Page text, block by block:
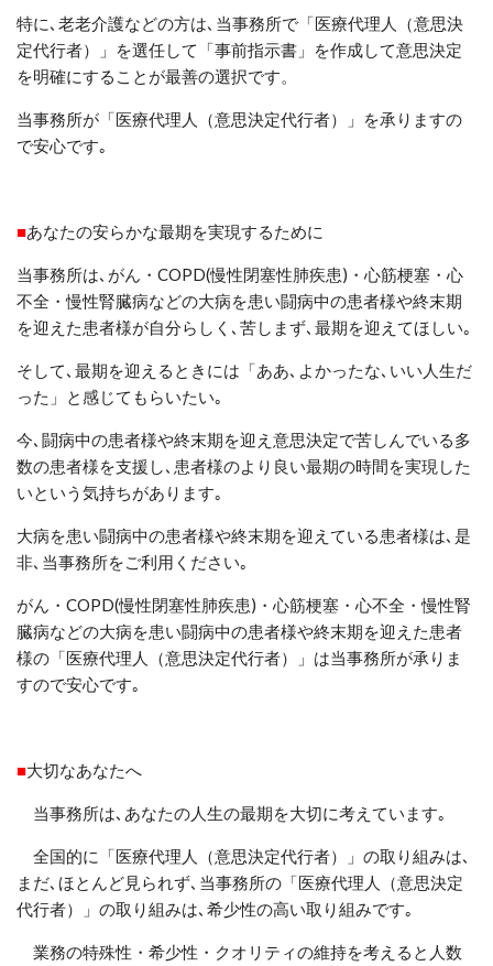
特に､老老介護などの方は､当事務所で「医療代理人（意思決
定代行者）」を選任して「事前指示書」を作成して意思決定
を明確にすることが最善の選択です。
当事務所が「医療代理人（意思決定代行者）」
を承りますの
で安心です｡
■あなたの安らかな最期を実現するために
当事務所は､ がん・ COPD(慢性閉塞性肺疾患)・心筋梗塞・心
不全・慢性腎臓病などの大病を患い闘病中の患者様や終末期
を迎えた患者様が自分らしく ､ 苦しまず､最期を迎えてほしい｡
そして､最期を迎えるときには「ああ､よかったな､ いい人生だ
った」と感じてもらいたい｡
今､ 闘病中の患者様や終末期を迎え意思決定で苦しんでいる多
数の患者様を支援し､患者様のより良い最期の時間を実現した
いという気持ちがあります｡
大病を患い闘病中の患者様や終末期を迎えている患者様は､是
非､当事務所をご利用ください｡
がん・ COPD(慢性閉塞性肺疾患)・心筋梗塞・心不全・慢性腎
臓病などの大病を患い闘病中の患者様や終末期を迎えた患者
様の「医療代理人（意思決定代行者）
」は当事務所が承りま
すので安心です｡
■大切なあなたへ
当事務所は､あなたの人生の最期を大切に考えています｡
全国的に「医療代理人（意思決定代行者）」の取り組みは､
まだ､ほとんど見られず､当事務所の「医療代理人（意思決定
代行者）」の取り組みは､希少性の高い取り組みです｡
業務の特殊性・希少性・クオリティの維持を考えると人数